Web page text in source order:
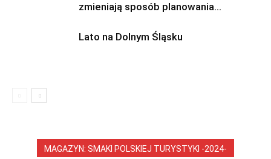
zmieniają sposób planowania...
Lato na Dolnym Śląsku
MAGAZYN: SMAKI POLSKIEJ TURYSTYKI -2024-